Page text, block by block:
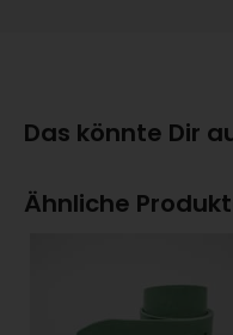
Das könnte Dir
Ähnliche